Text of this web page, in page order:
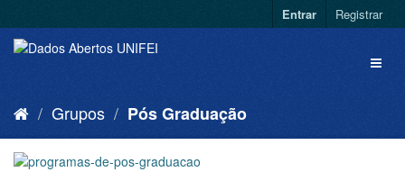
Entrar Registrar
Grupos Pós Graduação